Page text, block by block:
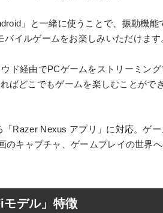
」と一緒に使うことで、振動機能
イルゲームをお楽しみいただけます
ド経由でPCゲームをストリーミング
ばどこでもゲームを楽しむことがで
Razer Nexus アプリ」に対応。ゲー
のキャプチャ、ゲームプレイの世界へ
デル」特徴